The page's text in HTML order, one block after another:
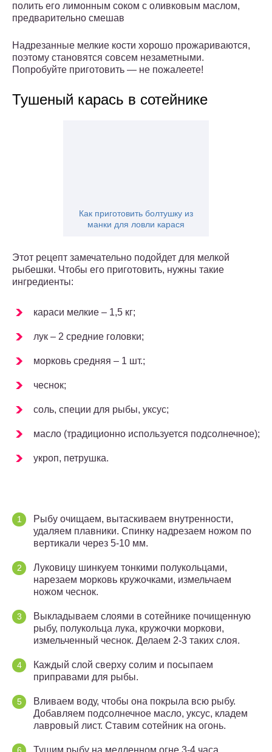
полить его лимонным соком с оливковым маслом,
предварительно смешав
Надрезанные мелкие кости хорошо прожариваются,
поэтому становятся совсем незаметными.
Попробуйте приготовить — не пожалеете!
Тушеный карась в сотейнике
Как приготовить болтушку из
манки для ловли карася
Этот рецепт замечательно подойдет для мелкой
рыбешки. Чтобы его приготовить, нужны такие
ингредиенты:
караси мелкие – 1,5 кг;
лук – 2 средние головки;
морковь средняя – 1 шт.;
чеснок;
соль, специи для рыбы, уксус;
масло (традиционно используется подсолнечное);
укроп, петрушка.
Рыбу очищаем, вытаскиваем внутренности,
удаляем плавники. Спинку надрезаем ножом по
вертикали через 5-10 мм.
Луковицу шинкуем тонкими полукольцами,
нарезаем морковь кружочками, измельчаем
ножом чеснок.
Выкладываем слоями в сотейнике почищенную
рыбу, полукольца лука, кружочки моркови,
измельченный чеснок. Делаем 2-3 таких слоя.
Каждый слой сверху солим и посыпаем
приправами для рыбы.
Вливаем воду, чтобы она покрыла всю рыбу.
Добавляем подсолнечное масло, уксус, кладем
лавровый лист. Ставим сотейник на огонь.